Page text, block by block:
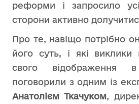
реформи і запросило усі
сторони активно
Про те, навіщо потрібно
його суть, і які
свого відображення
поговорили з одним із
Анатолієм Ткачуком,